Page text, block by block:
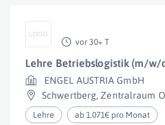
vor 30+ T
Lehre Betriebslogistik (m/w/
ENGEL AUSTRIA GmbH
Schwertberg, Zentralraum
Lehre ab 1.071€ pro Monat